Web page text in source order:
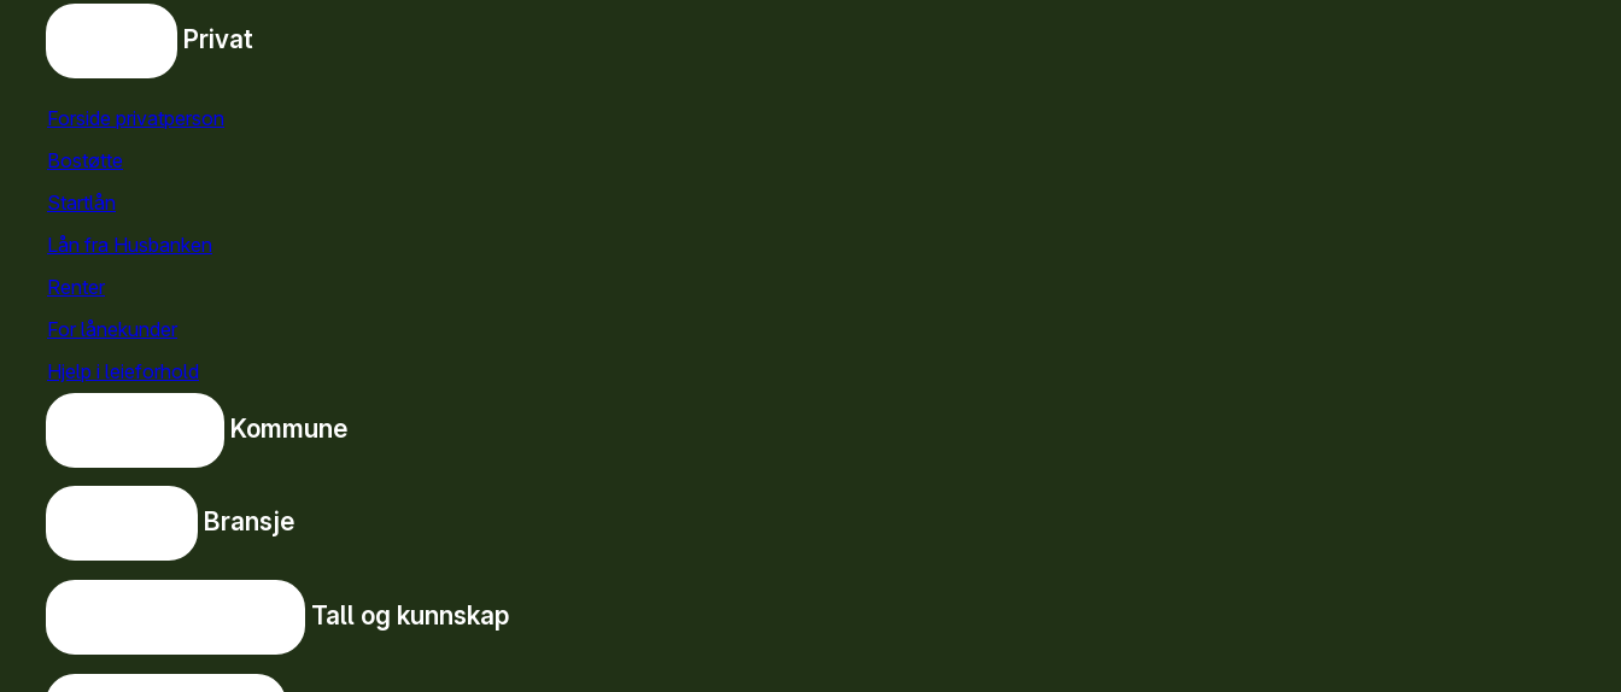
Privat
Forside privatperson
Bostøtte
Startlån
Lån fra Husbanken
Renter
For lånekunder
Hjelp i leieforhold
Kommune
Bransje
Tall og kunnskap